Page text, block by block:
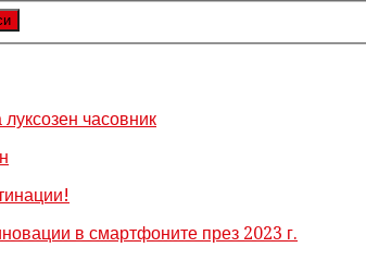
часовник
в смартфоните през 2023 г.